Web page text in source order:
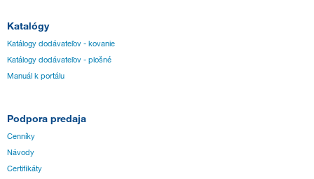
Katalógy
Katálogy dodávateľov - kovanie
Katálogy dodávateľov - plošné
Manuál k portálu
Podpora predaja
Cenníky
Návody
Certifikáty